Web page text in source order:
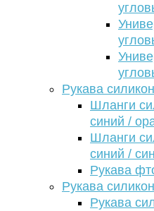
Рукава
Шланги
синий /
Шланги
синий /
Рукава
Рукава
Рукава